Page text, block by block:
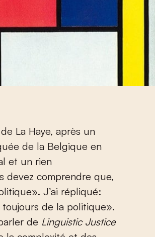
La Haye, après un
de la Belgique en
et un rien
devez comprendre que,
J’ai répliqué:
de la politique».
de Linguistic Justice